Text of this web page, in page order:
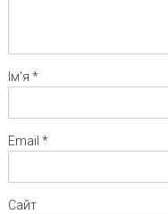
Ім'я *
Email *
Сайт